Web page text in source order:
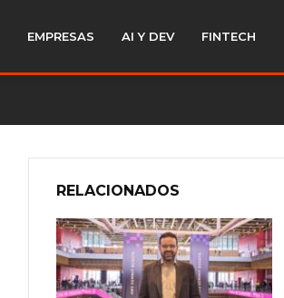
EMPRESAS AI Y DEV FINTECH
RELACIONADOS